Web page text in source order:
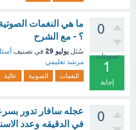
0
تصويتات
1
إجابة
ما هي النغمات
؟ - مع الشرح
سُئل يوليو 29 في تصنيف
مرشد تعليمي
النغمات الصوتية عالية
0